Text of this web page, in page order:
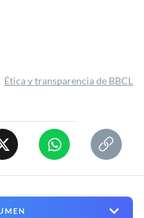
Ética y transparencia de BBCL